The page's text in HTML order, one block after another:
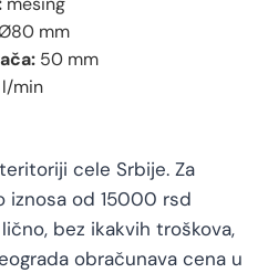
mm
50 mm
min
cele Srbije. Za
iznosa od 15000 rsd
bez ikakvih troškova,
obračunava cena u